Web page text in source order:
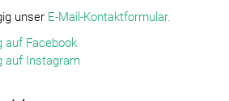
unser E-Mail-Kontaktformular.
auf Facebook
auf Instagram